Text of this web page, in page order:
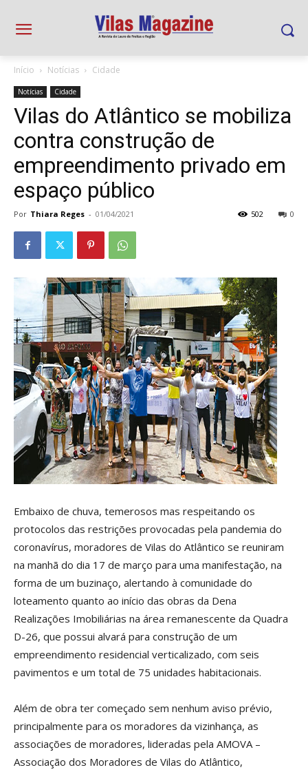
Início Notícias Cidade
Notícias Cidade
Vilas do Atlântico se mobiliza
contra construção de
empreendimento privado em
espaço público
Por Thiara Reges - 01/04/2021 0
502
Embaixo de chuva, temerosos mas respeitando os
protocolos das restrições provocadas pela pandemia do
coronavírus, moradores de Vilas do Atlântico se reuniram
na manhã do dia 17 de março para uma manifestação, na
forma de um buzinaço, alertando à comunidade do
loteamento quanto ao início das obras da Dena
Realizações Imobiliárias na área remanescente da Quadra
D-26, que possui alvará para construção de um
empreendimento residencial verticalizado, com seis
pavimentos e um total de 75 unidades habitacionais.
Além de obra ter começado sem nenhum aviso prévio,
principalmente para os moradores da vizinhança, as
associações de moradores, lideradas pela AMOVA –
Associação dos Moradores de Vilas do Atlântico,